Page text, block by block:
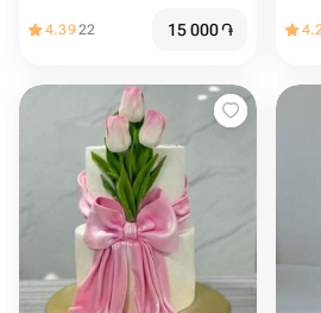
4.3922 15 000֏